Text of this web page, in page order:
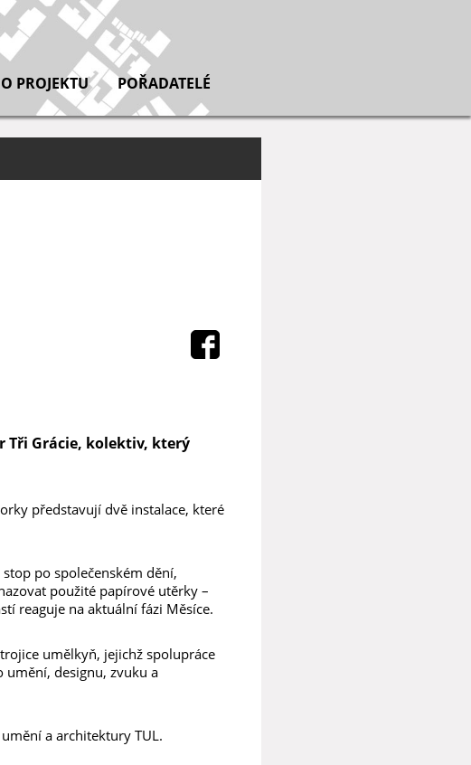
O PROJEKTU POŘADATELÉ
Tři Grácie, kolektiv, který
představují dvě instalace, které
po společenském dění,
použité papírové utěrky –
reaguje na aktuální fázi Měsíce.
umělkyň, jejichž spolupráce
umění, designu, zvuku a
a architektury TUL.